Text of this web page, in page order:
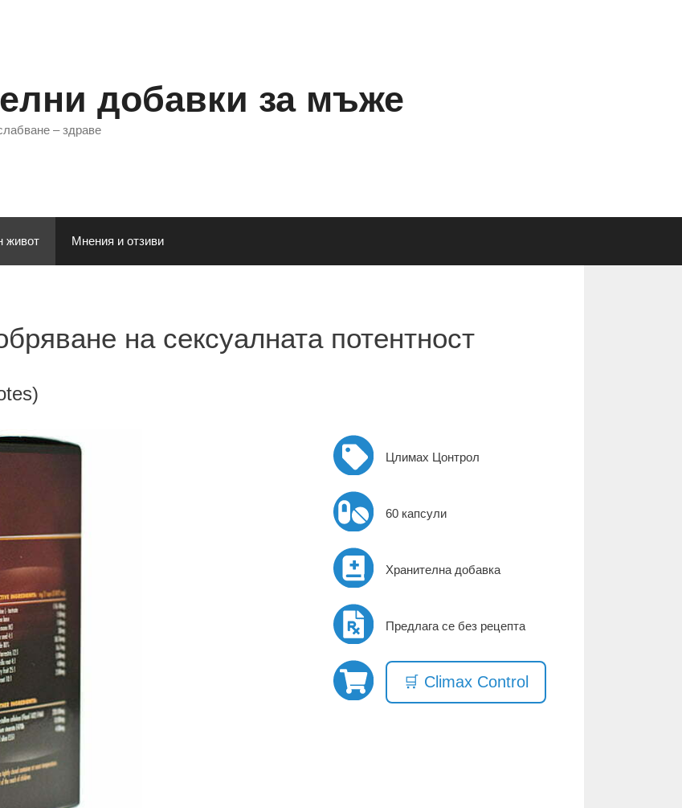
добавки за мъже
– здраве
живот Мнения и отзиви
на сексуалната потентност
Цлимах Цонтрол
60 капсули
Хранителна добавка
Предлага се без рецепта
🛒 Climax Control